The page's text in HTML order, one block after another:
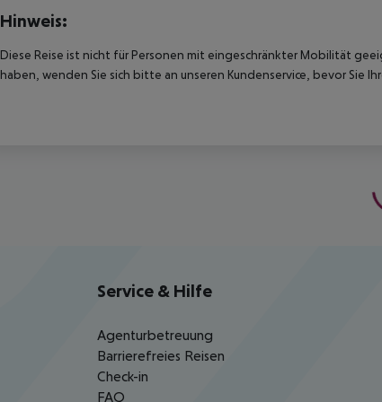
Hinweis:
Diese Reise ist nicht für Personen mit eingeschränkter Mobilität
haben, wenden Sie sich bitte an unseren Kundenservice, bevor Sie
Service & Hilfe
Agenturbetreuung
Barrierefreies Reisen
Check-in
FAQ